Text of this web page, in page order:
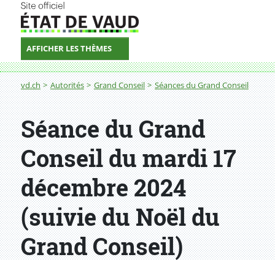
AFFICHER LES THÈMES
Fil d'Ariane
vd.ch Autorités Grand Conseil Séances du Grand Conseil
Séance du Grand
Conseil du mardi 17
décembre 2024
(suivie du Noël du
Grand Conseil)